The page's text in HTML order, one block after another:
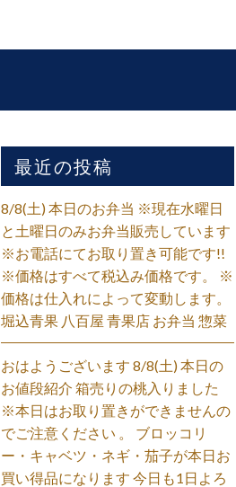
最近の投稿
8/8(土) 本日のお弁当 ※現在水曜日
と土曜日のみお弁当販売しています
※お電話にてお取り置き可能です!!
※価格はすべて税込み価格です。 ※
価格は仕入れによって変動します。
堀込青果 八百屋 青果店 お弁当 惣菜
おはようございます 8/8(土) 本日の
お値段紹介 箱売りの桃入りました
※本日はお取り置きができませんの
でご注意ください 。 ブロッコリ
ー・キャベツ・ネギ・茄子が本日お
買い得品になります 今日も1日よろ